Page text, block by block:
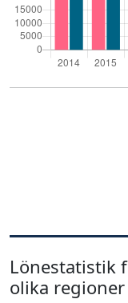
Lönestatistik
olika